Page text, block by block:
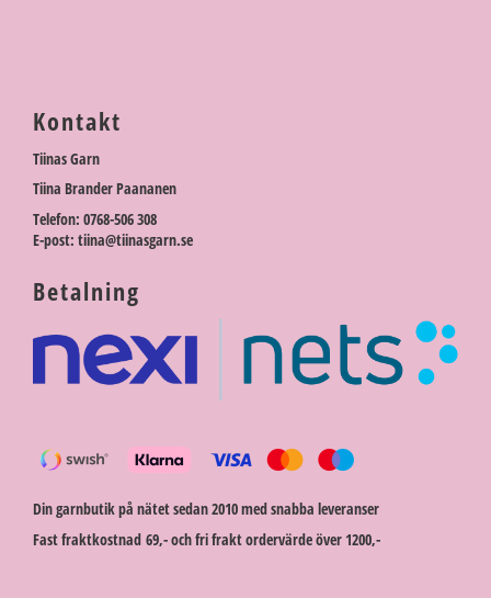
Kontakt
Tiinas Garn
Tiina Brander Paananen
Telefon: 0768-506 308
E-post: tiina@tiinasgarn.se
Betalning
Din garnbutik på nätet sedan 2010 med snabba leveranser
Fast fraktkostnad 69,- och fri frakt ordervärde över 1200,-